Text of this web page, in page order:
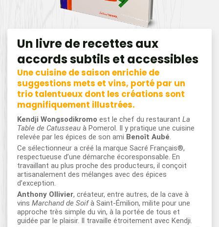
Un livre de recettes aux
accords subtils et accessibles
Une cuisine de saison enrichie de
suggestions mets et vins, porté par un
trio talentueux dont les créations sont
magnifiquement illustrées.
Kendji Wongsodikromo est le chef du restaurant La
Table de Catusseau à Pomerol. Il y pratique une cuisine
relevée par les épices de son ami Benoît Aubé.
Ce sélectionneur a créé la marque Sacré Français®,
respectueuse d’une démarche écoresponsable. En
travaillant au plus proche des producteurs, il conçoit
artisanalement des mélanges avec des épices
d’exception.
Anthony Ollivier, créateur, entre autres, de la cave à
vins Marchand de Soifà Saint-Émilion, milite pour une
approche très simple du vin, à la portée de tous et
guidée par le plaisir. Il travaille étroitement avec Kendji.